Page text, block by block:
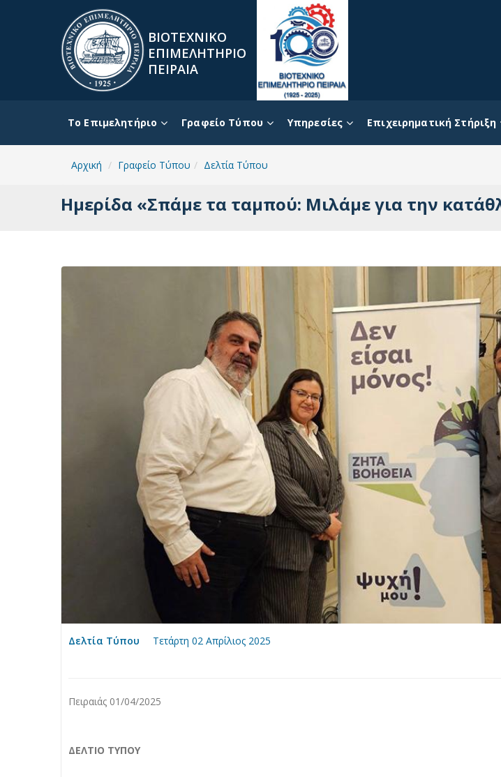
ΒΙΟΤΕΧΝΙΚΟ
ΕΠΙΜΕΛΗΤΗΡΙΟ
ΠΕΙΡΑΙΑ
To Επιμελητήριο Γραφείο Τύπου Υπηρεσίες Επιχειρηματική Στήριξη
Αρχική Γραφείο Τύπου Δελτία Τύπου
Ημερίδα «Σπάμε τα ταμπού: Μιλάμε για την
Δελτία Τύπου Τετάρτη 02 Απρίλιος 2025
Πειραιάς 01/04/2025
ΔΕΛΤΙΟ ΤΥΠΟΥ